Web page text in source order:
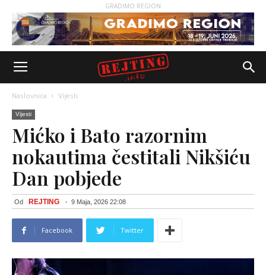
GRADIMO REGION
Naslovnica Vijesti
Vijesti
Mićko i Bato razornim
nokautima čestitali Nikšiću
Dan pobjede
Od REJTING - 9 Maja, 2026 22:08
Facebook Twitter